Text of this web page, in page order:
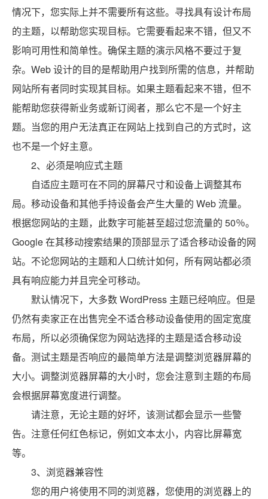
情况下，您实际上并不需要所有这些。寻找具有设计布局
的主题，以帮助您实现目标。它需要看起来不错，但又不
影响可用性和简单性。确保主题的演示风格不要过于复
杂。Web 设计的目的是帮助用户找到所需的信息，并帮助
网站所有者同时实现其目标。如果主题看起来不错，但不
能帮助您获得新业务或新订阅者，那么它不是一个好主
题。当您的用户无法真正在网站上找到自己的方式时，这
也不是一个好主意。
2、必须是响应式主题
自适应主题可在不同的屏幕尺寸和设备上调整其布
局。移动设备和其他手持设备会产生大量的 Web 流量。
根据您网站的主题，此数字可能甚至超过您流量的 50％。
Google 在其移动搜索结果的顶部显示了适合移动设备的网
站。不论您网站的主题和人口统计如何，所有网站都必须
具有响应能力并且完全可移动。
默认情况下，大多数 WordPress 主题已经响应。但是
仍然有卖家正在出售完全不适合移动设备使用的固定宽度
布局，所以必须确保您为网站选择的主题是适合移动设
备。测试主题是否响应的最简单方法是调整浏览器屏幕的
大小。调整浏览器屏幕的大小时，您会注意到主题的布局
会根据屏幕宽度进行调整。
请注意，无论主题的好坏，该测试都会显示一些警
告。注意任何红色标记，例如文本太小，内容比屏幕宽
等。
3、浏览器兼容性
您的用户将使用不同的浏览器，您使用的浏览器上的